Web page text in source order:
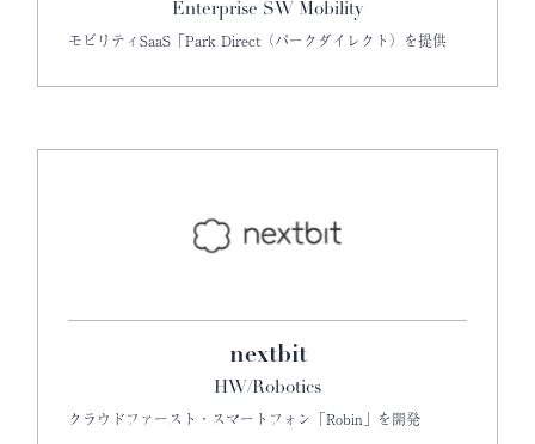
Enterprise SW Mobility
モビリティSaaS「Park Direct（パークダイレクト）を提供
nextbit
HW/Robotics
クラウドファースト・スマートフォン「Robin」を開発